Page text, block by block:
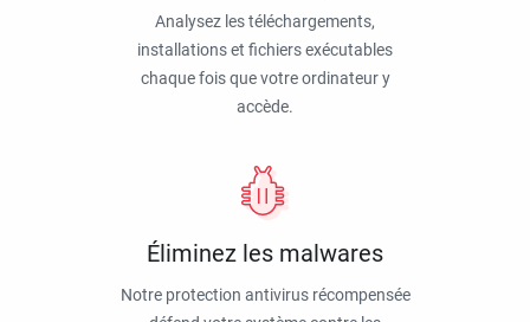
Analysez les téléchargements,
installations et fichiers exécutables
chaque fois que votre ordinateur y
accède.
Éliminez les malwares
Notre protection antivirus récompensée